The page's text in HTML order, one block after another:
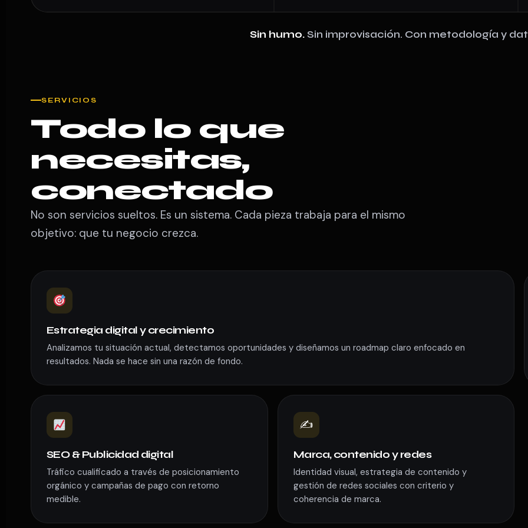
Sin humo.Sin improvisación. Con metodología y
SERVICIOS
Todo lo que
necesitas,
conectado
No son servicios sueltos. Es un sistema. Cada pieza trabaja para el mismo
objetivo: que tu negocio crezca.
Estrategia digital y crecimiento
Analizamos tu situación actual, detectamos oportunidades y diseñamos un roadmap claro enfocado en
resultados. Nada se hace sin una razón de fondo.
SEO & Publicidad digital
Tráfico cualificado a través de posicionamiento
orgánico y campañas de pago con retorno
medible.
✍️
Marca, contenido y redes
Identidad visual, estrategia de contenido y
gestión de redes sociales con criterio y
coherencia de marca.